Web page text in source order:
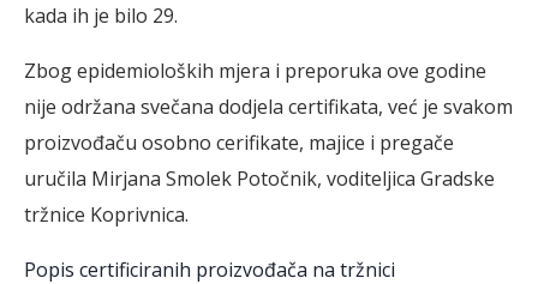
kada ih je bilo 29.
Zbog epidemioloških mjera i preporuka ove godine
nije održana svečana dodjela certifikata, već je svakom
proizvođaču osobno cerifikate, majice i pregače
uručila Mirjana Smolek Potočnik, voditeljica Gradske
tržnice Koprivnica.
Popis certificiranih proizvođača na tržnici